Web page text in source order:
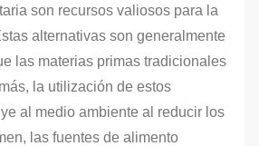
son recursos valiosos para la
alternativas son generalmente
las materias primas tradicionales
la utilización de estos
al medio ambiente al reducir los
las fuentes de alimento